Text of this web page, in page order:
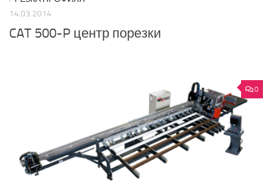
14.03.2014
CAT 500-P центр порезки
0